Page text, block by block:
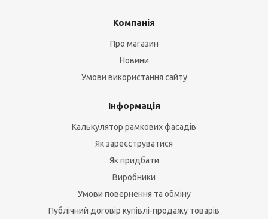
Компанія
Про магазин
Новини
Умови використання сайту
Інформація
Калькулятор рамкових фасадів
Як зареєструватися
Як придбати
Виробники
Умови повернення та обміну
Публічний договір купівлі-продажу товарів